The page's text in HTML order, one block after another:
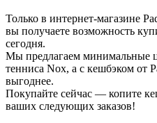
Только в интернет-магазине
вы получаете возможность
сегодня.
Мы предлагаем минимальные
тенниса Nox, а с кешбэком от
выгоднее.
Покупайте сейчас — копите
ваших следующих заказов!